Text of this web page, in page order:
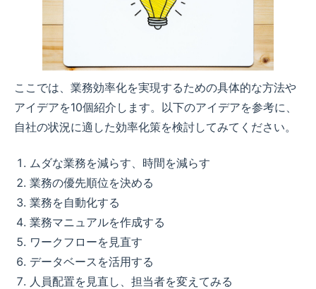
ここでは、業務効率化を実現するための具体的な方法や
アイデアを10個紹介します。以下のアイデアを参考に、
自社の状況に適した効率化策を検討してみてください。
ムダな業務を減らす、時間を減らす
業務の優先順位を決める
業務を自動化する
業務マニュアルを作成する
ワークフローを見直す
データベースを活用する
人員配置を見直し、担当者を変えてみる